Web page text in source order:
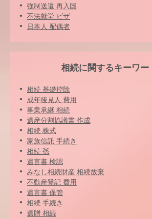
強制送還 再入国
不法就労 ビザ
日本人 配偶者
相続に関するキーワー
相続 基礎控除
成年後見人 費用
事業承継 相続
遺産分割協議書 作成
相続 株式
家族信託 手続き
相続 孫
遺言書 検認
みなし相続財産 相続放棄
不動産登記 費用
遺言書 保管
相続 手続き
遺贈 相続